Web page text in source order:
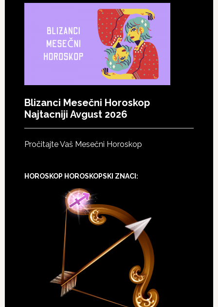
Blizanci Mesečni Horoskop
Najtacniji Avgust 2026
Pročitajte Vaš Mesečni Horoskop
HOROSKOP HOROSKOPSKI ZNACI: